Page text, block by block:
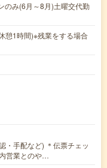
み(6月～8月)土曜交代勤
1時間)※残業をする場合
・手配など) ＊伝票チェッ
営業とのや…